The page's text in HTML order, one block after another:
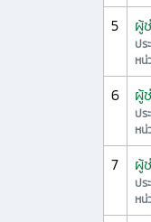
5 ผู้
ปร
ห
6 ผู้
ปร
ห
7 ผู้
ปร
ห